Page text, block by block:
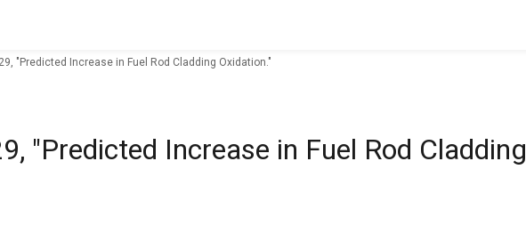
"Predicted Increase in Fuel Rod Cladding Oxidation."
"Predicted Increase in Fuel Rod Cladding